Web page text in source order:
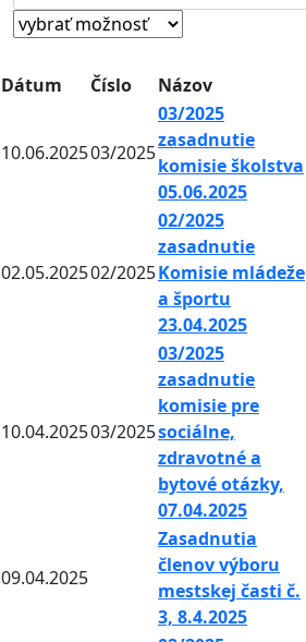
Dátum Číslo Názov
10.06.202503/2025
03/2025
zasadnutie
komisie školstva
05.06.2025
02.05.202502/2025
02/2025
zasadnutie
Komisie mládeže
a športu
23.04.2025
10.04.202503/2025
03/2025
zasadnutie
komisie pre
sociálne,
zdravotné a
bytové otázky,
07.04.2025
09.04.2025
Zasadnutia
členov výboru
mestskej časti č.
3, 8.4.2025